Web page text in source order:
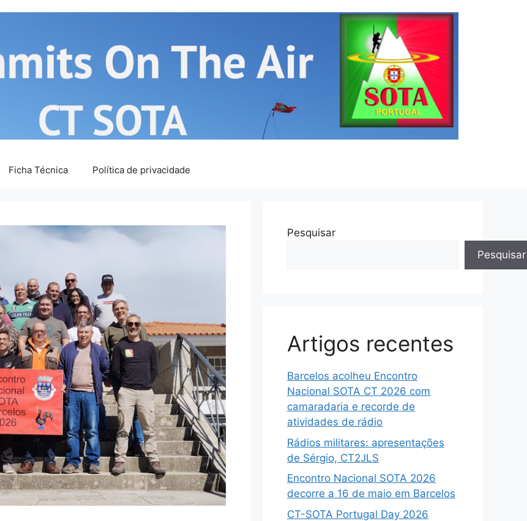
Ficha Técnica Política de privacidade
Pesquisar
Pesquisar
Artigos recentes
Barcelos acolheu Encontro
Nacional SOTA CT 2026 com
camaradaria e recorde de
atividades de rádio
Rádios militares: apresentações
de Sérgio, CT2JLS
Encontro Nacional SOTA 2026
decorre a 16 de maio em Barcelos
CT-SOTA Portugal Day 2026